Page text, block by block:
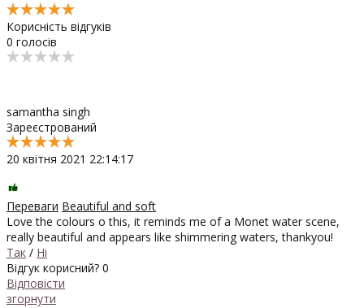
Корисність відгуків
0 голосів
samantha singh
Зареєстрований
20 квітня 2021 22:14:17
Переваги Beautiful and soft
Love the colours o this, it reminds me of a Monet water scene,
really beautiful and appears like shimmering waters, thankyou!
Так / Ні
Відгук корисний? 0
Відповісти
згорнути